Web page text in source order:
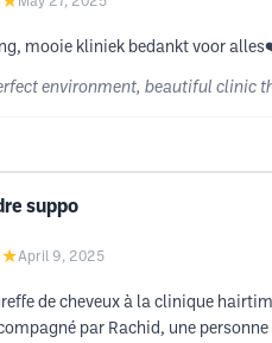
mooie kliniek bedankt voor
environment, beautiful clinic
suppo
April 9, 2025
de cheveux à la clinique
par Rachid, une